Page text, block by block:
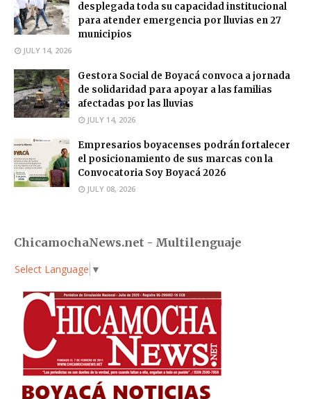
desplegada toda su capacidad institucional
para atender emergencia por lluvias en 27
municipios
JULY 14, 2026
Gestora Social de Boyacá convoca a jornada
de solidaridad para apoyar a las familias
afectadas por las lluvias
JULY 14, 2026
Empresarios boyacenses podrán fortalecer
el posicionamiento de sus marcas con la
Convocatoria Soy Boyacá 2026
JULY 08, 2026
ChicamochaNews.net - Multilenguaje
Select Language ▼